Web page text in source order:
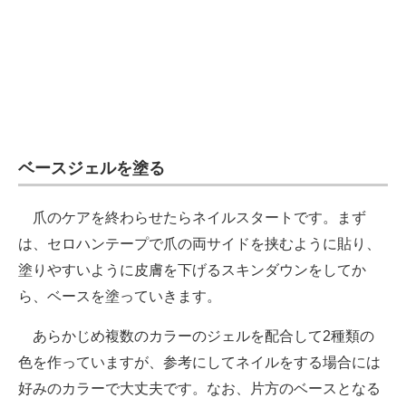
ベースジェルを塗る
爪のケアを終わらせたらネイルスタートです。まず
は、セロハンテープで爪の両サイドを挟むように貼り、
塗りやすいように皮膚を下げるスキンダウンをしてか
ら、ベースを塗っていきます。
あらかじめ複数のカラーのジェルを配合して2種類の
色を作っていますが、参考にしてネイルをする場合には
好みのカラーで大丈夫です。なお、片方のベースとなる